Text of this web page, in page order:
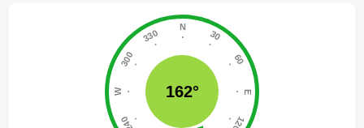
162°